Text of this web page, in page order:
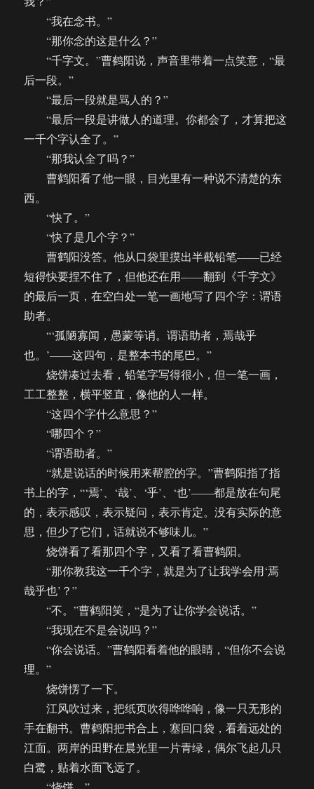
“我在念书。”
“那你念的这是什么？”
“千字文。”曹鹤阳说，声音里带着一点笑意，“最
后一段。”
“最后一段就是骂人的？”
“最后一段是讲做人的道理。你都会了，才算把这
一千个字认全了。”
“那我认全了吗？”
曹鹤阳看了他一眼，目光里有一种说不清楚的东
西。
“快了。”
“快了是几个字？”
曹鹤阳没答。他从口袋里摸出半截铅笔——已经
短得快要捏不住了，但他还在用——翻到《千字文》
的最后一页，在空白处一笔一画地写了四个字：谓语
助者。
“‘孤陋寡闻，愚蒙等诮。谓语助者，焉哉乎
也。’——这四句，是整本书的尾巴。”
烧饼凑过去看，铅笔字写得很小，但一笔一画，
工工整整，横平竖直，像他的人一样。
“这四个字什么意思？”
“哪四个？”
“谓语助者。”
“就是说话的时候用来帮腔的字。”曹鹤阳指了指
书上的字，“‘焉’、‘哉’、‘乎’、‘也’——都是放在句尾
的，表示感叹，表示疑问，表示肯定。没有实际的意
思，但少了它们，话就说不够味儿。”
烧饼看了看那四个字，又看了看曹鹤阳。
“那你教我这一千个字，就是为了让我学会用‘焉
哉乎也’？”
“不。”曹鹤阳笑，“是为了让你学会说话。”
“我现在不是会说吗？”
“你会说话。”曹鹤阳看着他的眼睛，“但你不会说
理。”
烧饼愣了一下。
江风吹过来，把纸页吹得哗哗响，像一只无形的
手在翻书。曹鹤阳把书合上，塞回口袋，看着远处的
江面。两岸的田野在晨光里一片青绿，偶尔飞起几只
白鹭，贴着水面飞远了。